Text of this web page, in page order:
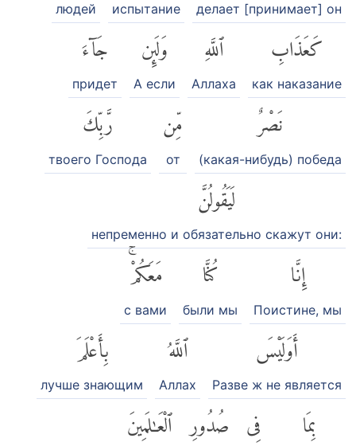
делает [принимает] он
испытание
людей
كَعَذَابِ
как наказание
ٱللَّهِ
Аллаха
وَلَئِن
А если
جَآءَ
придет
نَصْرٌ
(какая-нибудь) победа
مِّن
от
رَّبِّكَ
твоего Господа
لَيَقُولُنَّ
непременно и обязательно скажут они:
إِنَّا
Поистине, мы
كُنَّا
были мы
مَعَكُمْۚ
с вами
أَوَلَيْسَ
Разве ж не является
ٱللَّهُ
Аллах
بِأَعْلَمَ
лучше знающим
بِمَا فِى صُدُورِ ٱلْعَٰلَمِينَ